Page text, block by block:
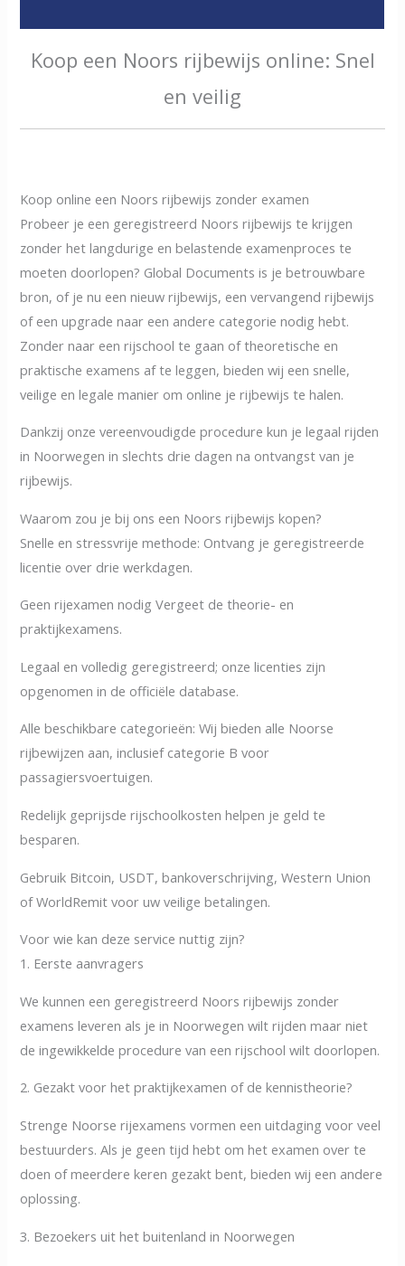
Koop een Noors rijbewijs online: Snel
en veilig
Koop online een Noors rijbewijs zonder examen
Probeer je een geregistreerd Noors rijbewijs te krijgen
zonder het langdurige en belastende examenproces te
moeten doorlopen? Global Documents is je betrouwbare
bron, of je nu een nieuw rijbewijs, een vervangend rijbewijs
of een upgrade naar een andere categorie nodig hebt.
Zonder naar een rijschool te gaan of theoretische en
praktische examens af te leggen, bieden wij een snelle,
veilige en legale manier om online je rijbewijs te halen.
Dankzij onze vereenvoudigde procedure kun je legaal rijden
in Noorwegen in slechts drie dagen na ontvangst van je
rijbewijs.
Waarom zou je bij ons een Noors rijbewijs kopen?
Snelle en stressvrije methode: Ontvang je geregistreerde
licentie over drie werkdagen.
Geen rijexamen nodig Vergeet de theorie- en
praktijkexamens.
Legaal en volledig geregistreerd; onze licenties zijn
opgenomen in de officiële database.
Alle beschikbare categorieën: Wij bieden alle Noorse
rijbewijzen aan, inclusief categorie B voor
passagiersvoertuigen.
Redelijk geprijsde rijschoolkosten helpen je geld te
besparen.
Gebruik Bitcoin, USDT, bankoverschrijving, Western Union
of WorldRemit voor uw veilige betalingen.
Voor wie kan deze service nuttig zijn?
1. Eerste aanvragers
We kunnen een geregistreerd Noors rijbewijs zonder
examens leveren als je in Noorwegen wilt rijden maar niet
de ingewikkelde procedure van een rijschool wilt doorlopen.
2. Gezakt voor het praktijkexamen of de kennistheorie?
Strenge Noorse rijexamens vormen een uitdaging voor veel
bestuurders. Als je geen tijd hebt om het examen over te
doen of meerdere keren gezakt bent, bieden wij een andere
oplossing.
3. Bezoekers uit het buitenland in Noorwegen